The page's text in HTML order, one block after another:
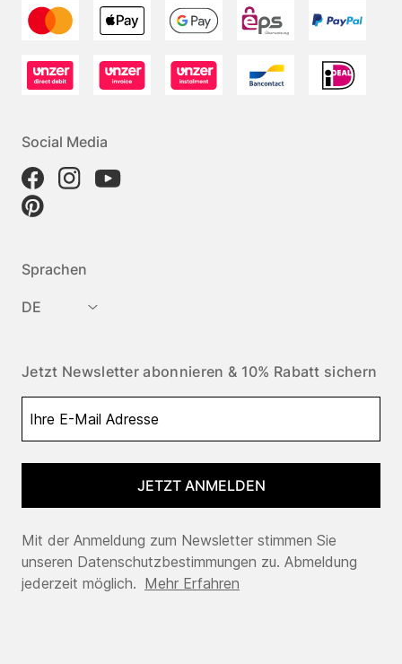
Social Media
Sprachen
DE
Jetzt Newsletter abonnieren & 10% Rabatt sichern
JETZT ANMELDEN
Mit der Anmeldung zum Newsletter stimmen Sie
unseren Datenschutzbestimmungen zu. Abmeldung
jederzeit möglich. Mehr Erfahren